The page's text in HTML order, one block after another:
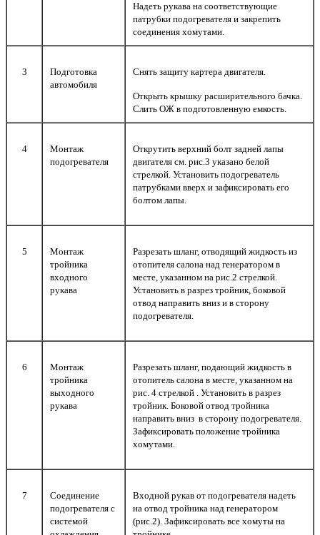
Надеть рукава на соответствующие
патрубки подогревателя и закрепить
соединения хомутами.
3
Подготовка
автомобиля
Снять защиту картера двигателя.
Открыть крышку расширительного бачка.
Слить ОЖ в подготовленную емкость.
4
Монтаж
подогревателя
Открутить верхний болт задней лапы
двигателя см. рис.3 указано белой
стрелкой. Установить подогреватель
патрубками вверх и зафиксировать его
болтом лапы.
5
Монтаж
тройника
входного
рукава
Разрезать шланг, отводящий жидкость из
отопителя салона над генератором в
месте, указанном на рис.2 стрелкой.
Установить в разрез тройник, боковой
отвод направить вниз и в сторону
подогревателя.
6
Монтаж
тройника
выходного
рукава
Разрезать шланг, подающий жидкость в
отопитель салона в месте, указанном на
рис. 4 стрелкой . Установить в разрез
тройник. Боковой отвод тройника
направить вниз в сторону подогревателя.
Зафиксировать положение тройника
хомутами.
7
Соединение
подогревателя с
системой
Входной рукав от подогревателя надеть
на отвод тройника над генератором
(рис.2). Зафиксировать все хомуты на